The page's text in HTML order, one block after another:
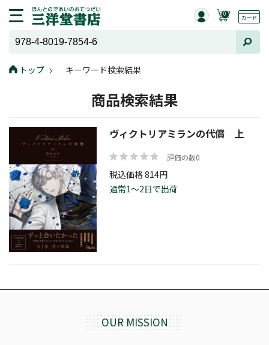
0
トップ キーワード検索結果
商品検索結果
ヴィクトリアミランの代償 上
評価の数0
税込価格 814円
通常1～2日で出荷
OUR MISSION